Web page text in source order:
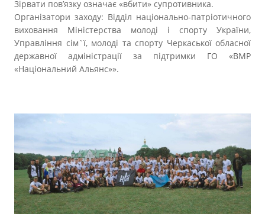
Зірвати пов’язку означає «вбити» супротивника.
Організатори заходу: Відділ національно-патріотичного
виховання Міністерства молоді і спорту України,
Управління сім`ї, молоді та спорту Черкаської обласної
державної адміністрації за підтримки ГО «ВМР
«Національний Альянс»».